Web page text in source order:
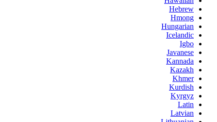
Hebrew
Hmong
Hungarian
Icelandic
Igbo
Javanese
Kannada
Kazakh
Khmer
Kurdish
Kyrgyz
Latin
Latvian